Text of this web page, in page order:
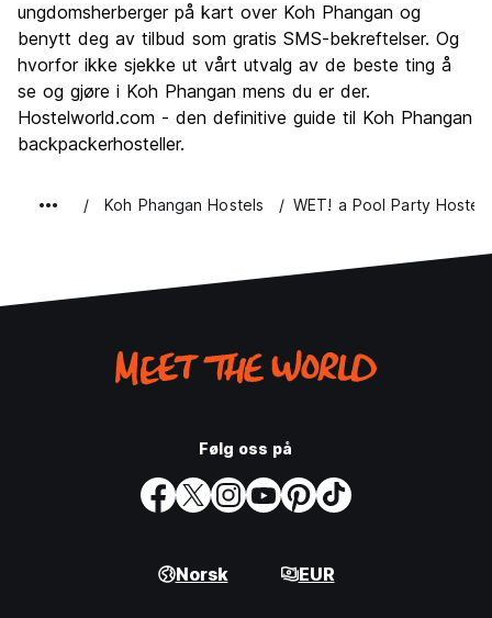
Verdi for pengene
ungdomsherberger på kart over Koh Phangan og
benytt deg av tilbud som gratis SMS-bekreftelser. Og
hvorfor ikke sjekke ut vårt utvalg av de beste ting å
se og gjøre i Koh Phangan mens du er der.
Hostelworld.com - den definitive guide til Koh Phangan
backpackerhosteller.
Koh Phangan Hostels WET! a Pool Party Hostel
Følg oss på
Norsk EUR